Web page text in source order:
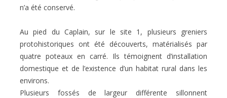
n’a été conservé.
Au pied du Caplain, sur le site 1, plusieurs greniers
protohistoriques ont été découverts, matérialisés par
quatre poteaux en carré. Ils témoignent d’installation
domestique et de l’existence d’un habitat rural dans les
environs.
Plusieurs fossés de largeur différente sillonnent